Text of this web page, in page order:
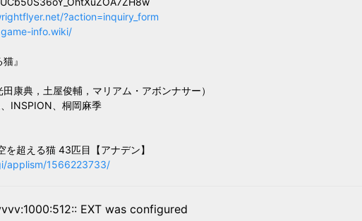
?action=inquiry_form
info.wiki/
』
康典，土屋俊輔，マリアム・アボンナサー）
INSPION、桐岡麻季
を超える猫 43匹目【アナデン】
applism/1566223733/
EXT was configured